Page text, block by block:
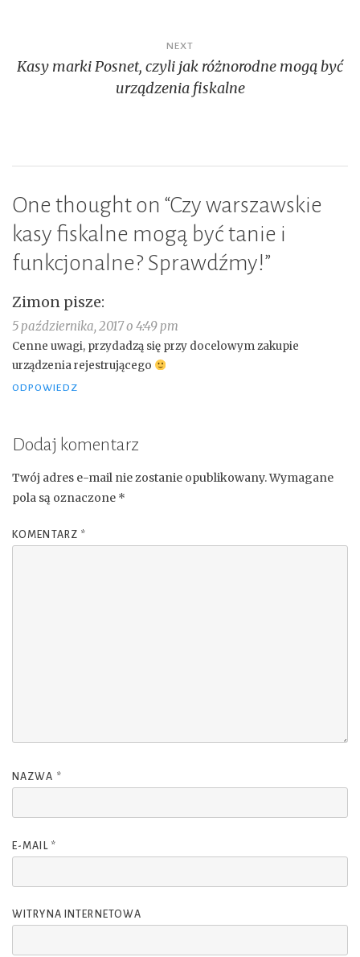
NEXT
Kasy marki Posnet, czyli jak różnorodne mogą być
urządzenia fiskalne
One thought on “Czy warszawskie
kasy fiskalne mogą być tanie i
funkcjonalne? Sprawdźmy!”
Zimon pisze:
5 października, 2017 o 4:49 pm
Cenne uwagi, przydadzą się przy docelowym zakupie
urządzenia rejestrującego
ODPOWIEDZ
Dodaj komentarz
Twój adres e-mail nie zostanie opublikowany.Wymagane
pola są oznaczone *
KOMENTARZ *
NAZWA *
E-MAIL *
WITRYNA INTERNETOWA